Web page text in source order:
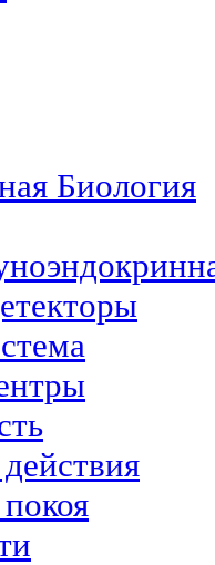
Биология